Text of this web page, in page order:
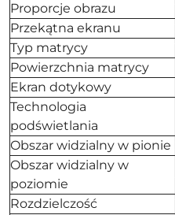
Proporcje obrazu
Przekątna ekranu
Typ matrycy
Powierzchnia matrycy
Ekran dotykowy
Technologia
podświetlania
Obszar widzialny w pionie
Obszar widzialny w
poziomie
Rozdzielczość